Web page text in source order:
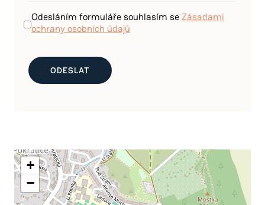
Odesláním formuláře souhlasím seZásadami
ochrany osobních údajů
+
−